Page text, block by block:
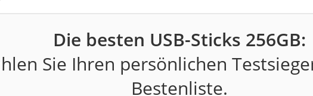
Die besten USB-Sticks 256GB:
Sie Ihren persönlichen
Bestenliste.